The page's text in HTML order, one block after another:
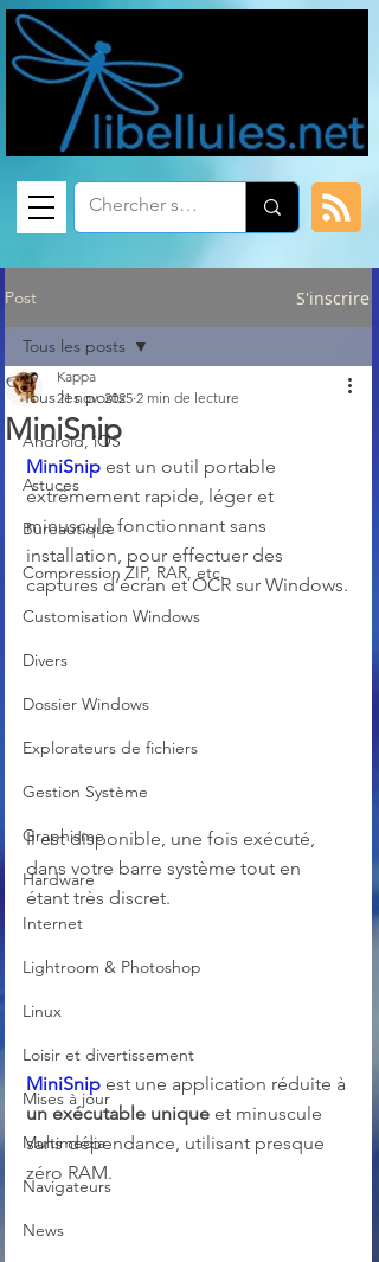
Post S'inscrire
Tous les posts
Android, iOS
Astuces
Bureautique
Compression ZIP, RAR, etc.
Customisation Windows
Divers
Dossier Windows
Explorateurs de fichiers
Gestion Système
Graphisme
Hardware
Internet
Lightroom & Photoshop
Linux
Loisir et divertissement
Mises à jour
Multimedia
Navigateurs
News
Tous les posts
MiniSnip
Kappa
21 nov. 2025 2 min de lecture
MiniSnip est un outil portable
extrêmement rapide, léger et
minuscule fonctionnant sans
installation, pour effectuer des
captures d’écran et OCR sur Windows.
Il est disponible, une fois exécuté,
dans votre barre système tout en
étant très discret.
MiniSnip est une application réduite à
un exécutable unique et minuscule
sans dépendance, utilisant presque
zéro RAM.